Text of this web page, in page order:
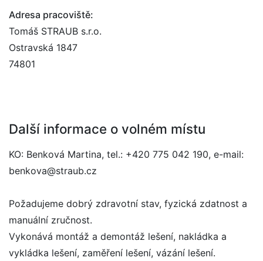
Adresa pracoviště:
Tomáš STRAUB s.r.o.
Ostravská 1847
74801
Další informace o volném místu
KO: Benková Martina, tel.: +420 775 042 190, e-mail:
benkova@straub.cz
Požadujeme dobrý zdravotní stav, fyzická zdatnost a
manuální zručnost.
Vykonává montáž a demontáž lešení, nakládka a
vykládka lešení, zaměření lešení, vázání lešení.